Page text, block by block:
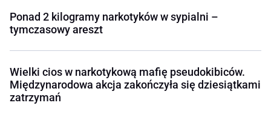
Ponad 2 kilogramy narkotyków w sypialni –
tymczasowy areszt
Wielki cios w narkotykową mafię pseudokibiców.
Międzynarodowa akcja zakończyła się dziesiątkami
zatrzymań